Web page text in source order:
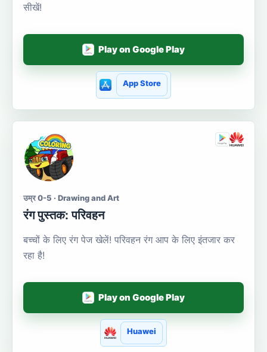
सीखें!
Play on Google Play
App Store
उम्र 0-5 · Drawing and Art
रंग पुस्तक: परिवहन
बच्चों के लिए रंग पेज खेलें! परिवहन रंग आप के लिए इंतजार कर
रहा है!
Play on Google Play
Huawei